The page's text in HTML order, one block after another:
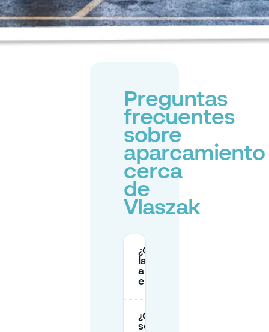
Preguntas
frecuentes
sobre
aparcamiento
cerca
de
Vlaszak
¿Cuáles son
las tarifas de
aparcamiento
en Vlaszak?
¿Cuáles
son los